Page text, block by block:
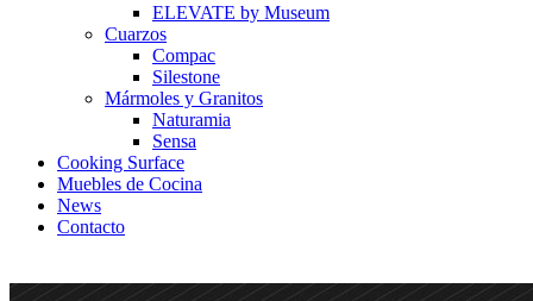
ELEVATE by Museum
Cuarzos
Compac
Silestone
Mármoles y Granitos
Naturamia
Sensa
Cooking Surface
Muebles de Cocina
News
Contacto